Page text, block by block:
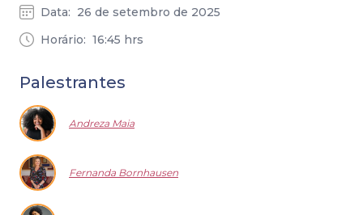
Data: 26 de setembro de 2025
Horário: 16:45 hrs
Palestrantes
Andreza Maia
Fernanda Bornhausen